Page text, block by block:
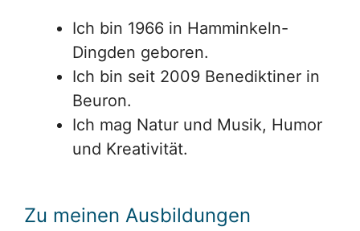
Ich bin 1966 in Hamminkeln-
Dingden geboren.
Ich bin seit 2009 Benediktiner in
Beuron.
Ich mag Natur und Musik, Humor
und Kreativität.
Zu meinen Ausbildungen